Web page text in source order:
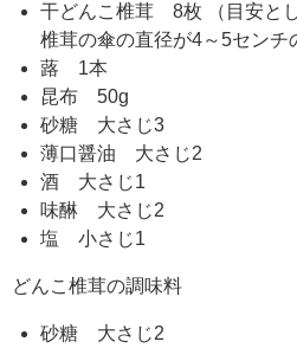
干どんこ椎茸 8枚 （目安と
椎茸の傘の直径が4～5センチ
蕗 1本
昆布 50g
砂糖 大さじ3
薄口醤油 大さじ2
酒 大さじ1
味醂 大さじ2
塩 小さじ1
どんこ椎茸の調味料
砂糖 大さじ2